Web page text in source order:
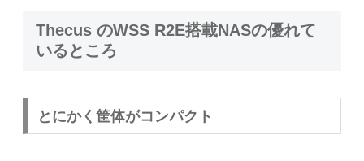
Thecus のWSS R2E搭載NASの優れて
いるところ
とにかく筐体がコンパクト